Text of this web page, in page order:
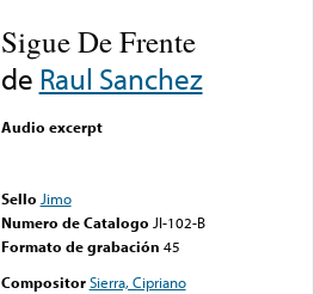
Sigue De Frente
de Raul Sanchez
Audio excerpt
Sello Jimo
Numero de Catalogo JI-102-B
Formato de grabación 45
Compositor Sierra, Cipriano